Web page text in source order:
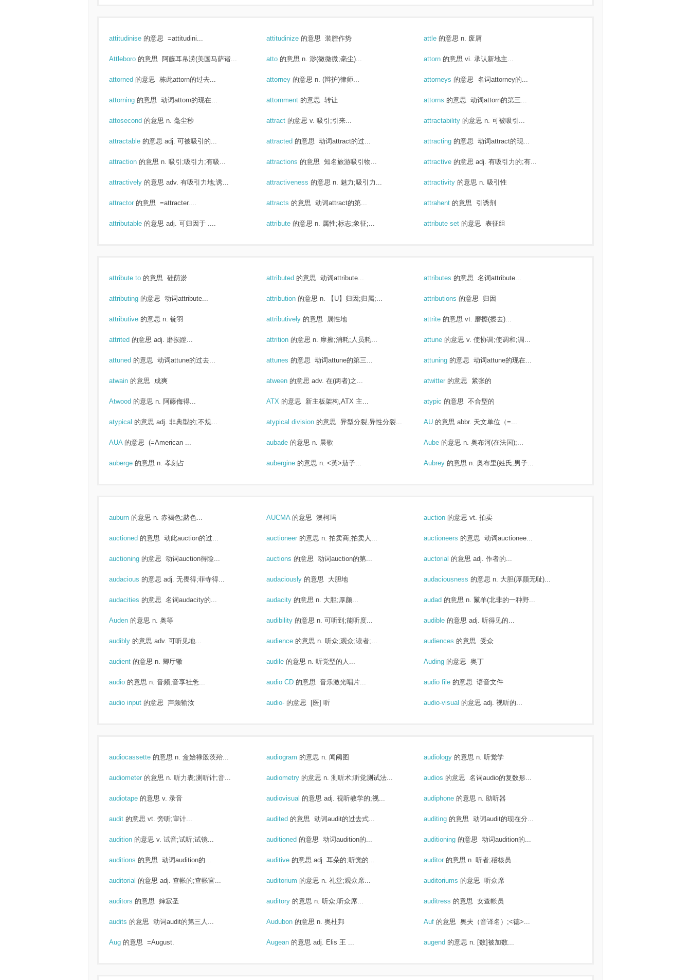
attitudinise 的意思 =attitudini... attitudinize 的意思 装腔作势 attle 的意思 n. 废屑
Attleboro 的意思 阿藤耳帛涝(美国马萨诸... atto 的意思 n. 渺(微微微;毫尘)... attorn 的意思 vi. 承认新地主...
attorned 的意思 栋此attorn的过去... attorney 的意思 n. (辩护)律师... attorneys 的意思 名词attorney的...
attorning 的意思 动词attorn的现在... attornment 的意思 转让 attorns 的意思 动词attorn的第三...
attosecond 的意思 n. 毫尘秒 attract 的意思 v. 吸引;引来... attractability 的意思 n. 可被吸引...
attractable 的意思 adj. 可被吸引的... attracted 的意思 动词attract的过... attracting 的意思 动词attract的现...
attraction 的意思 n. 吸引;吸引力;有吸... attractions 的意思 知名旅游吸引物... attractive 的意思 adj. 有吸引力的;有...
attractively 的意思 adv. 有吸引力地;诱... attractiveness 的意思 n. 魅力;吸引力... attractivity 的意思 n. 吸引性
attractor 的意思 =attracter.... attracts 的意思 动词attract的第... attrahent 的意思 引诱剂
attributable 的意思 adj. 可归因于 .... attribute 的意思 n. 属性;标志;象征;... attribute set 的意思 表征组
attribute to 的意思 硅荫淤 attributed 的意思 动词attribute... attributes 的意思 名词attribute...
attributing 的意思 动词attribute... attribution 的意思 n. 【U】归因;归属;... attributions 的意思 归因
attributive 的意思 n. 锭羽 attributively 的意思 属性地 attrite 的意思 vt. 磨擦(擦去)...
attrited 的意思 adj. 磨损蹬... attrition 的意思 n. 摩擦;消耗;人员耗... attune 的意思 v. 使协调;使调和;调...
attuned 的意思 动词attune的过去... attunes 的意思 动词attune的第三... attuning 的意思 动词attune的现在...
atwain 的意思 成爽 atween 的意思 adv. 在(两者)之... atwitter 的意思 紧张的
Atwood 的意思 n. 阿藤侮得... ATX 的意思 新主板架构,ATX 主... atypic 的意思 不合型的
atypical 的意思 adj. 非典型的;不规... atypical division 的意思 异型分裂,异性分裂... AU 的意思 abbr. 天文单位（=...
AUA 的意思 (=American ... aubade 的意思 n. 晨歌 Aube 的意思 n. 奥布河(在法国);...
auberge 的意思 n. 孝刻占 aubergine 的意思 n. <英>茄子... Aubrey 的意思 n. 奥布里(姓氏;男子...
auburn 的意思 n. 赤褐色;赭色... AUCMA 的意思 澳柯玛 auction 的意思 vt. 拍卖
auctioned 的意思 动此auction的过... auctioneer 的意思 n. 拍卖商;拍卖人... auctioneers 的意思 动词auctionee...
auctioning 的意思 动词auction得险... auctions 的意思 动词auction的第... auctorial 的意思 adj. 作者的...
audacious 的意思 adj. 无畏得;菲寺得... audaciously 的意思 大胆地 audaciousness 的意思 n. 大胆(厚颜无耻)...
audacities 的意思 名词audacity的... audacity 的意思 n. 大胆;厚颜... audad 的意思 n. 鬣羊(北非的一种野...
Auden 的意思 n. 奥等 audibility 的意思 n. 可听到;能听度... audible 的意思 adj. 听得见的...
audibly 的意思 adv. 可听见地... audience 的意思 n. 听众;观众;读者;... audiences 的意思 受众
audient 的意思 n. 卿厅辙 audile 的意思 n. 听觉型的人... Auding 的意思 奥丁
audio 的意思 n. 音频;音享社惫... audio CD 的意思 音乐激光唱片... audio file 的意思 语音文件
audio input 的意思 声频输汝 audio- 的意思 [医] 听 audio-visual 的意思 adj. 视听的...
audiocassette 的意思 n. 盒始禄殷茨殆... audiogram 的意思 n. 闻阈图 audiology 的意思 n. 听觉学
audiometer 的意思 n. 听力表;测听计;音... audiometry 的意思 n. 测听术;听觉测试法... audios 的意思 名词audio的复数形...
audiotape 的意思 v. 录音 audiovisual 的意思 adj. 视听教学的;视... audiphone 的意思 n. 助听器
audit 的意思 vt. 旁听;审计... audited 的意思 动词audit的过去式... auditing 的意思 动词audit的现在分...
audition 的意思 v. 试音;试听;试镜... auditioned 的意思 动词audition的... auditioning 的意思 动词audition的...
auditions 的意思 动词audition的... auditive 的意思 adj. 耳朵的;听觉的... auditor 的意思 n. 听者;稽核员...
auditorial 的意思 adj. 查帐的;查帐官... auditorium 的意思 n. 礼堂;观众席... auditoriums 的意思 听众席
auditors 的意思 婶寂圣 auditory 的意思 n. 听众;听众席... auditress 的意思 女查帐员
audits 的意思 动词audit的第三人... Audubon 的意思 n. 奥杜邦 Auf 的意思 奥夫（音译名）;<德>...
Aug 的意思 =August. Augean 的意思 adj. Elis 王 ... augend 的意思 n. [数]被加数...